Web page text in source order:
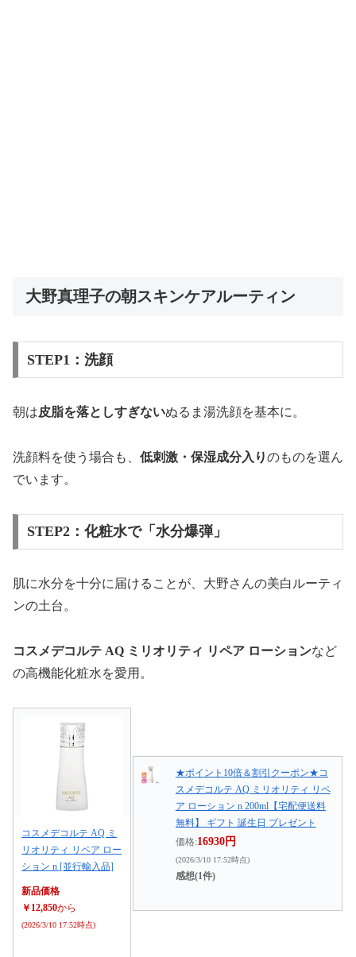
大野真理子の朝スキンケアルーティン
STEP1：洗顔
朝は皮脂を落としすぎないぬるま湯洗顔を基本に。
洗顔料を使う場合も、 低刺激・保湿成分入りのものを選ん
でいます。
STEP2：化粧水で「水分爆弾」
肌に水分を十分に届けることが、大野さんの美白ルーティ
ンの土台。
コスメデコルテ AQ ミリオリティ リペア ローションなど
の高機能化粧水を愛用。
コスメデコルテ AQ ミ
リオリティ リペア ロー
ション n [並行輸入品]
新品価格
￥12,850から
(2026/3/10 17:52時点)
★ポイント10倍＆割引クーポン★コ
スメデコルテ AQ ミリオリティ リペ
ア ローション n 200ml【宅配便送料
無料】 ギフト 誕生日 プレゼント
価格:16930円
(2026/3/10 17:52時点)
感想(1件)